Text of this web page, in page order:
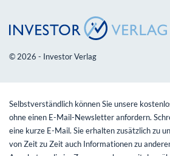
© 2026 - Investor Verlag
Selbstverständlich können Sie unsere
ohne einen E-Mail-Newsletter anfordern.
eine kurze E-Mail. Sie erhalten zusätzlich zu
von Zeit zu Zeit auch Informationen zu